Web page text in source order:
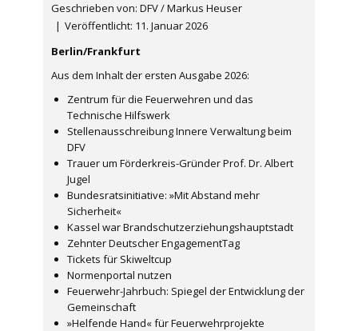
Geschrieben von: DFV / Markus Heuser
Veröffentlicht: 11. Januar 2026
Berlin/Frankfurt
Aus dem Inhalt der ersten Ausgabe 2026:
Zentrum für die Feuerwehren und das
Technische Hilfswerk
Stellenausschreibung Innere Verwaltung beim
DFV
Trauer um Förderkreis-Gründer Prof. Dr. Albert
Jugel
Bundesratsinitiative: »Mit Abstand mehr
Sicherheit«
Kassel war Brandschutzerziehungshauptstadt
Zehnter Deutscher EngagementTag
Tickets für Skiweltcup
Normenportal nutzen
Feuerwehr-Jahrbuch: Spiegel der Entwicklung der
Gemeinschaft
»Helfende Hand« für Feuerwehrprojekte